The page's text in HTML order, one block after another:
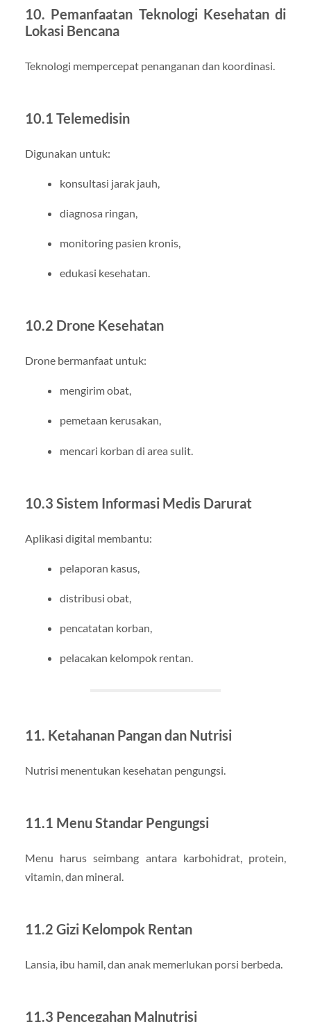
10. Pemanfaatan Teknologi Kesehatan di
Lokasi Bencana
Teknologi mempercepat penanganan dan koordinasi.
10.1 Telemedisin
Digunakan untuk:
konsultasi jarak jauh,
diagnosa ringan,
monitoring pasien kronis,
edukasi kesehatan.
10.2 Drone Kesehatan
Drone bermanfaat untuk:
mengirim obat,
pemetaan kerusakan,
mencari korban di area sulit.
10.3 Sistem Informasi Medis Darurat
Aplikasi digital membantu:
pelaporan kasus,
distribusi obat,
pencatatan korban,
pelacakan kelompok rentan.
11. Ketahanan Pangan dan Nutrisi
Nutrisi menentukan kesehatan pengungsi.
11.1 Menu Standar Pengungsi
Menu harus seimbang antara karbohidrat, protein,
vitamin, dan mineral.
11.2 Gizi Kelompok Rentan
Lansia, ibu hamil, dan anak memerlukan porsi berbeda.
11.3 Pencegahan Malnutrisi